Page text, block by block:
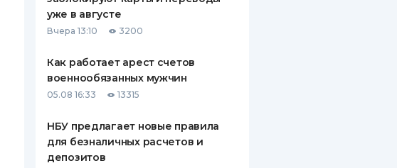
КОНТАКТЫ
уже в августе
Вчера 13:10 3200
Как работает арест счетов
военнообязанных мужчин
05.08 16:33 13315
НБУ предлагает новые правила
для безналичных расчетов и
депозитов